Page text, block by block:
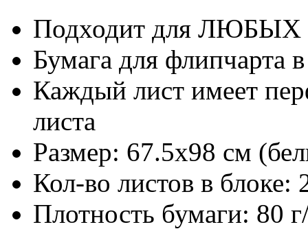
Подходит для ЛЮБЫХ
Бумага для флипчарта
Каждый лист имеет
листа
Размер: 67.5х98 см
Кол-во листов в блоке:
Плотность бумаги: 80